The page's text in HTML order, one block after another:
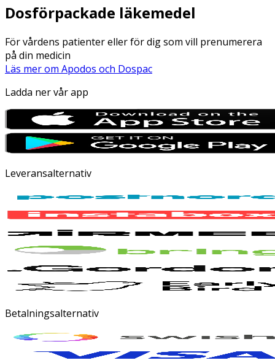
Dosförpackade läkemedel
För vårdens patienter eller för dig som vill prenumerera
på din medicin
Läs mer om Apodos och Dospac
Ladda ner vår app
Leveransalternativ
Betalningsalternativ